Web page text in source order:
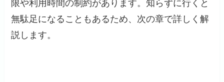
限や利用時間の制約があります。知らずに行くと
無駄足になることもあるため、次の章で詳しく解
説します。